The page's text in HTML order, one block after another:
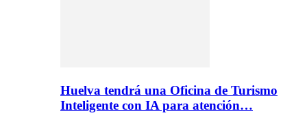
Huelva tendrá una Oficina de Turismo
Inteligente con IA para atención…